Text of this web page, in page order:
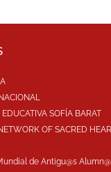
SOFÍA BARAT
OF SACRED
de Antigu@s